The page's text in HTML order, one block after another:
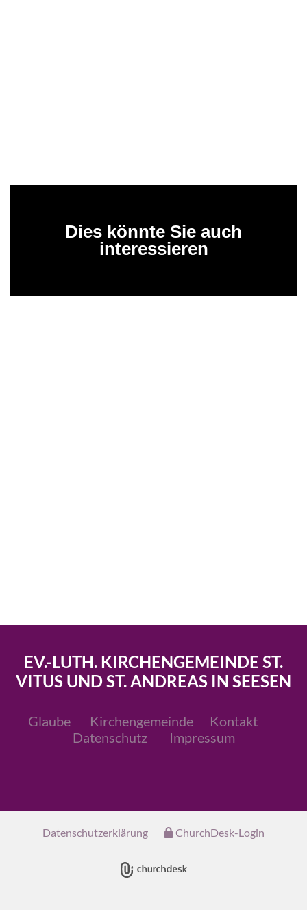
Dies könnte Sie auch
interessieren
EV.-LUTH. KIRCHENGEMEINDE ST.
VITUS UND ST. ANDREAS IN SEESEN
Glaube Kirchengemeinde
Kontakt
Datenschutz
Impressum
Datenschutzerklärung ChurchDesk-Login